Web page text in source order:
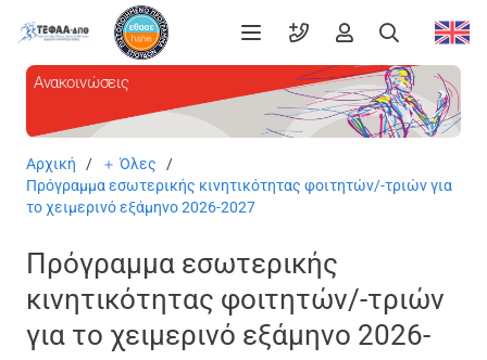
Ανακοινώσεις
Αρχική / ＋ Όλες /
Πρόγραμμα εσωτερικής κινητικότητας φοιτητών/-τριών για
το χειμερινό εξάμηνο 2026-2027
Πρόγραμμα εσωτερικής
κινητικότητας φοιτητών/-τριών
για το χειμερινό εξάμηνο 2026-